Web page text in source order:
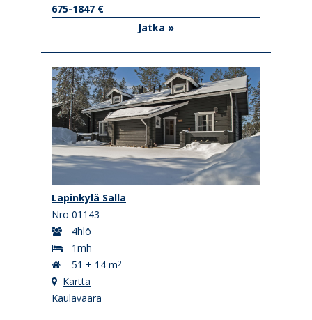
675-1847 €
Jatka »
Lapinkylä Salla
Nro 01143
4hlö
1mh
51 + 14 m2
Kartta
Kaulavaara